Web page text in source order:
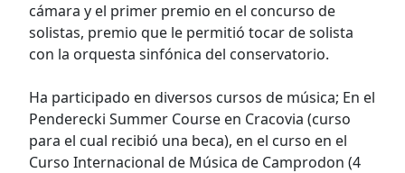
cámara y el primer premio en el concurso de
solistas, premio que le permitió tocar de solista
con la orquesta sinfónica del conservatorio.
Ha participado en diversos cursos de música; En el
Penderecki Summer Course en Cracovia (curso
para el cual recibió una beca), en el curso en el
Curso Internacional de Música de Camprodon (4